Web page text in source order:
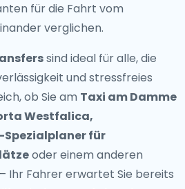
für die Fahrt vom
verglichen.
sind ideal für alle, die
und stressfreies
ob Sie am Taxi am Damme
Westfalica,
Spezialplaner für
oder einem anderen
Ihr Fahrer erwartet Sie bereits